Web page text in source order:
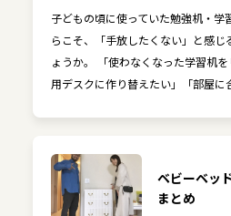
子どもの頃に使っていた勉強机・学
らこそ、「手放したくない」と感
ょうか。 「使わなくなった学習机
用デスクに作り替えたい」「部屋
ベビーベッ
まとめ